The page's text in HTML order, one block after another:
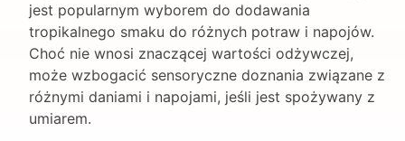
jest popularnym wyborem do dodawania
tropikalnego smaku do różnych potraw i napojów.
Choć nie wnosi znaczącej wartości odżywczej,
może wzbogacić sensoryczne doznania związane z
różnymi daniami i napojami, jeśli jest spożywany z
umiarem.